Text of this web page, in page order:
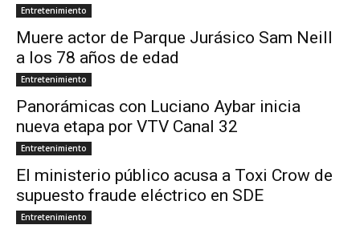
Entretenimiento
Muere actor de Parque Jurásico Sam Neill
a los 78 años de edad
Entretenimiento
Panorámicas con Luciano Aybar inicia
nueva etapa por VTV Canal 32
Entretenimiento
El ministerio público acusa a Toxi Crow de
supuesto fraude eléctrico en SDE
Entretenimiento